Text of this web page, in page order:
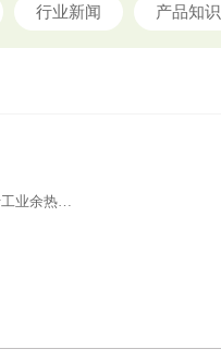
行业新闻 产品知识
工业余热…